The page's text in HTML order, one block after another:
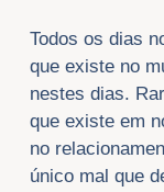
Todos os dias
que existe no
nestes dias.
que existe em
no
único mal que